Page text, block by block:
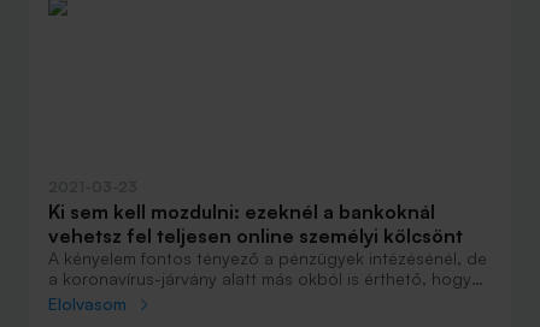
Ki sem kell mozdulni: ezeknél a bankoknál
vehetsz fel teljesen online személyi kölcsönt
A kényelem fontos tényező a pénzügyek intézésénél, de
a koronavírus-járvány alatt más okból is érthető, hogy
felértékelődött az érintkezésmentes ügyintézés
Elolvasom